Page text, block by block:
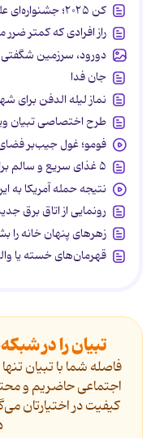
کن ۲۰۲۵؛ جشنواره‌ای علیه خانواده
راز افرادی که کمتر
دورود، سرزمین
جان فدا
نماز لیله الدفن برای
طرح اختصاصی تبیان
فومو؛ غول جیب‌بر
۵ غذای سریع و سالم برای طبیعت‌گردی
نتیجه حمله آمریکا به
رونمایی از اتاق برق
زهرهای پنهان خانه را
قهرمان‌های خسته یا
تبیان را در
فاصله شما با تبیان
اجتماعی حاضریم و
کیفیت در اختیارتان